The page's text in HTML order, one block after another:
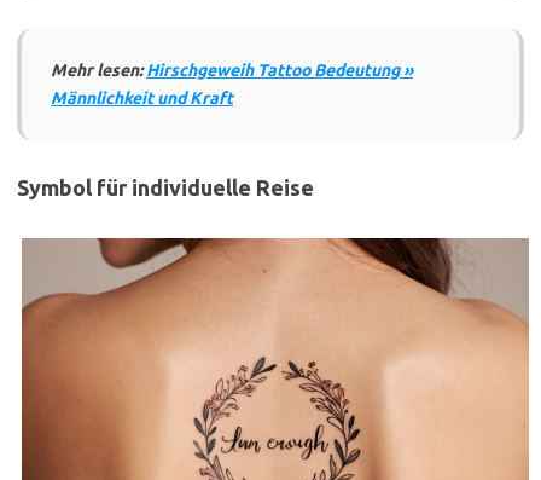
Mehr lesen:Hirschgeweih Tattoo Bedeutung »
Männlichkeit und Kraft
Symbol für individuelle Reise